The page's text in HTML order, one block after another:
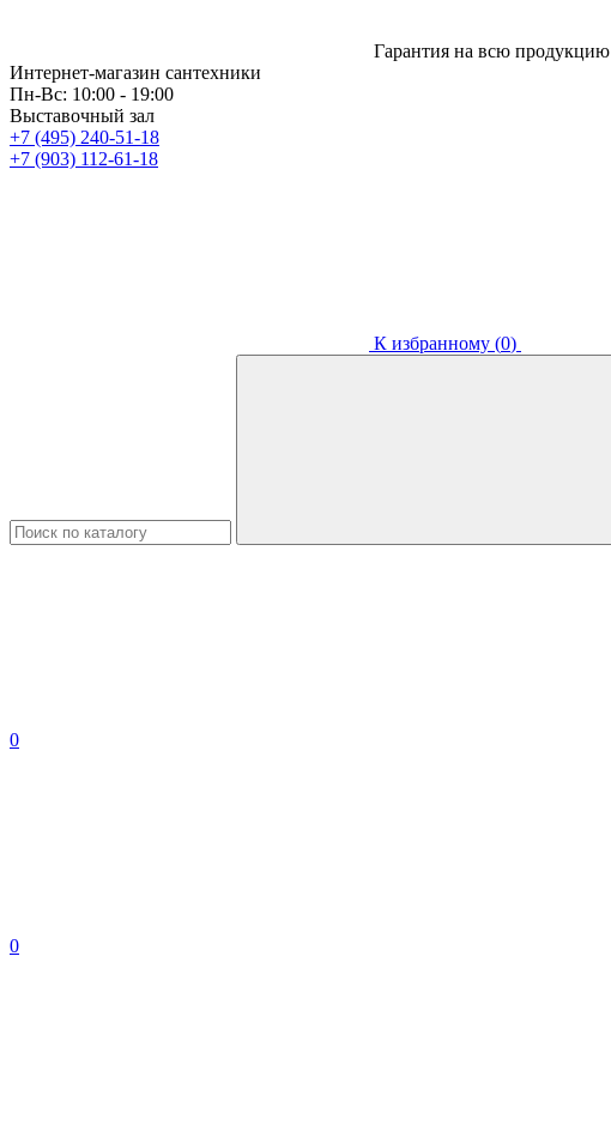
Гарантия на всю продукцию
Интернет-магазин сантехники
Пн-Вс: 10:00 - 19:00
Выставочный зал
+7 (495) 240-51-18
+7 (903) 112-61-18
К избранному (0)
0
0